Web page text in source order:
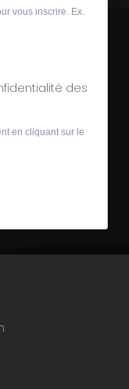
vous inscrire. Ex.
des
en cliquant sur le